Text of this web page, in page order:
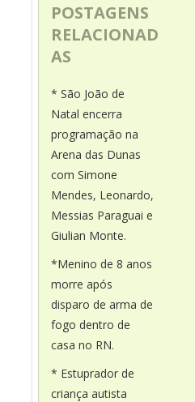
POSTAGENS
RELACIONAD
AS
* São João de
Natal encerra
programação na
Arena das Dunas
com Simone
Mendes, Leonardo,
Messias Paraguai e
Giulian Monte.
*Menino de 8 anos
morre após
disparo de arma de
fogo dentro de
casa no RN.
* Estuprador de
criança autista